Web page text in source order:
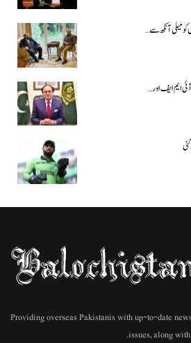
میلی آنکھ سے…
ایم ایف اور…
Providing overseas Pakistanis with up-to-date
issues, along